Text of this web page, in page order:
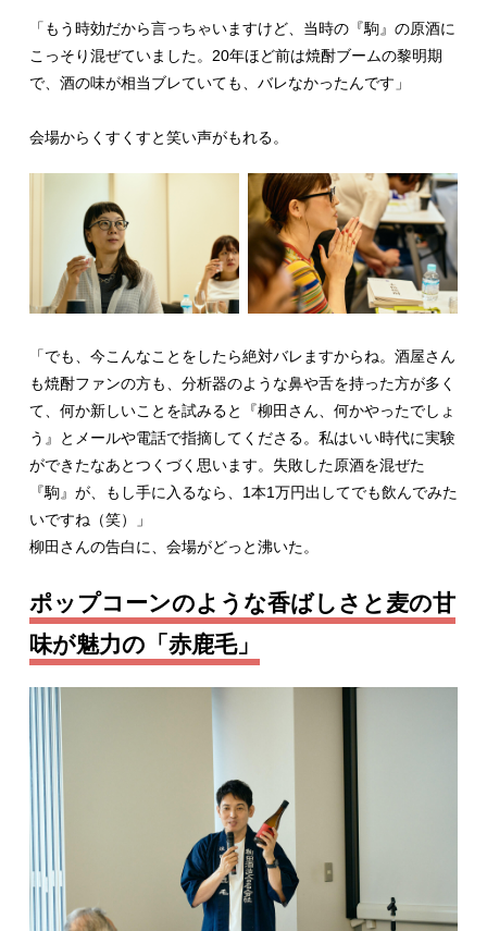
「もう時効だから言っちゃいますけど、当時の『駒』の原酒に
こっそり混ぜていました。20年ほど前は焼酎ブームの黎明期
で、酒の味が相当ブレていても、バレなかったんです」
会場からくすくすと笑い声がもれる。
「でも、今こんなことをしたら絶対バレますからね。酒屋さん
も焼酎ファンの方も、分析器のような鼻や舌を持った方が多く
て、何か新しいことを試みると『柳田さん、何かやったでしょ
う』とメールや電話で指摘してくださる。私はいい時代に実験
ができたなあとつくづく思います。失敗した原酒を混ぜた
『駒』が、もし手に入るなら、1本1万円出してでも飲んでみた
いですね（笑）」
柳田さんの告白に、会場がどっと沸いた。
ポップコーンのような香ばしさと麦の甘
味が魅力の「赤鹿毛」